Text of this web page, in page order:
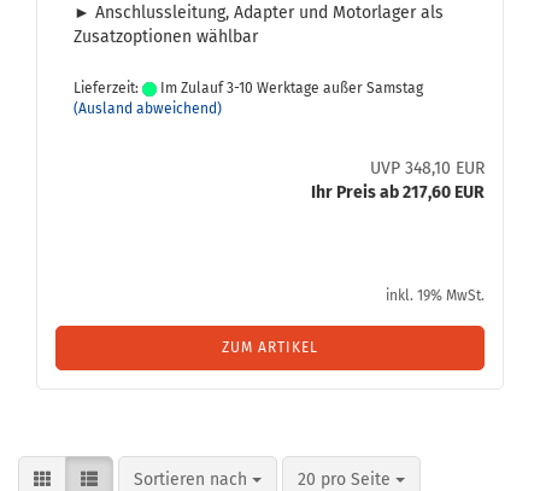
► An­schluss­lei­tung, Ad­ap­ter und Mo­tor­la­ger als
Zu­satz­op­tio­nen wähl­bar
Lieferzeit:
Im Zulauf 3-10 Werktage außer Samstag
(Ausland abweichend)
UVP 348,10 EUR
Ihr Preis ab 217,60 EUR
inkl. 19% MwSt.
ZUM ARTIKEL
Sortieren nach
Sortieren nach 20 pro Seite
pro Seite